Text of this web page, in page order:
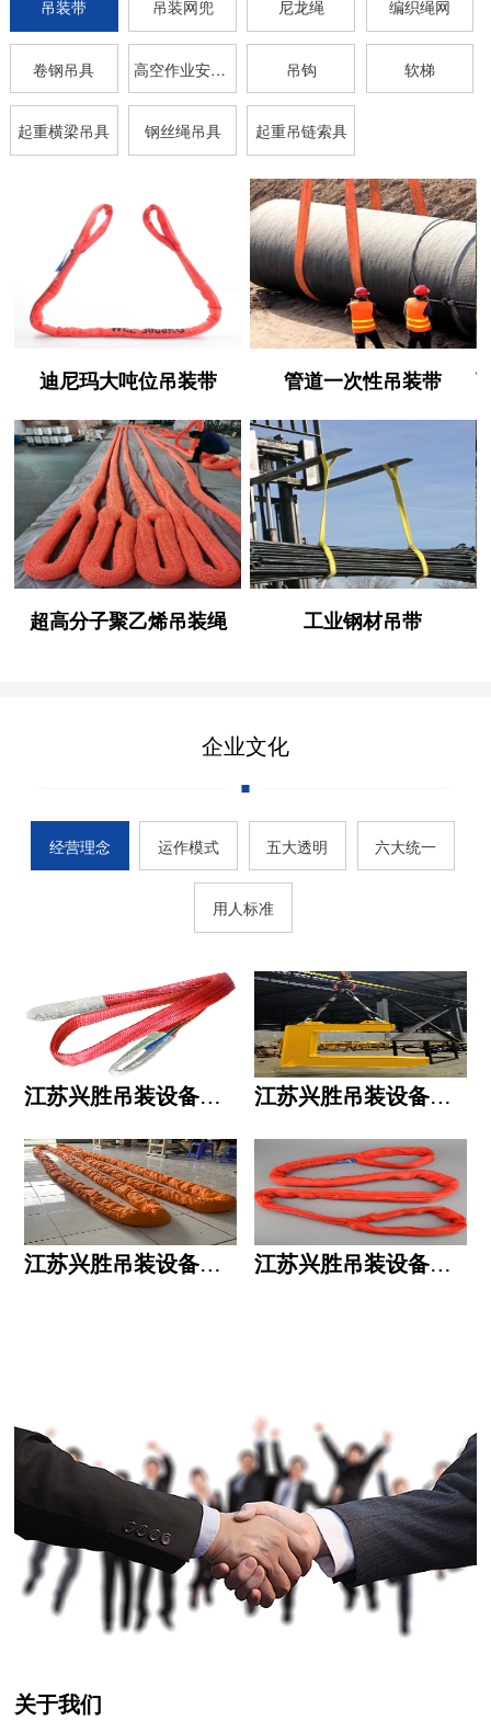
吊装带 吊装网兜 尼龙绳 编织绳网
卷钢吊具 高空作业安全带 吊钩 软梯
起重横梁吊具 钢丝绳吊具 起重吊链索具
迪尼玛大吨位吊装带 管道一次性吊装带
超高分子聚乙烯吊装绳 工业钢材吊带
企业文化
经营理念 运作模式 五大透明 六大统一
用人标准
江苏兴胜吊装设备有限公司的用人标准 江苏兴胜吊装设备有限公司的六大统一
江苏兴胜吊装设备有限公司五大透明 江苏兴胜吊装设备有限公司运作模式
关于我们